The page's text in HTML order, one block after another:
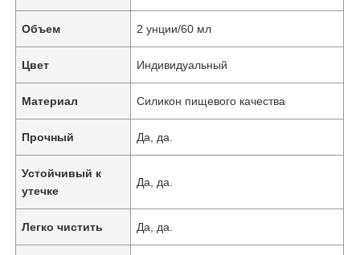
Объем 2 унции/60 мл
Цвет Индивидуальный
Материал Силикон пищевого качества
Прочный Да, да.
Устойчивый к
утечке
Да, да.
Легко чистить Да, да.